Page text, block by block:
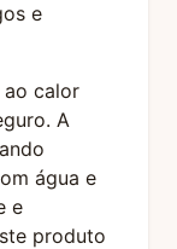
e
ao calor
A
água e
e
produto